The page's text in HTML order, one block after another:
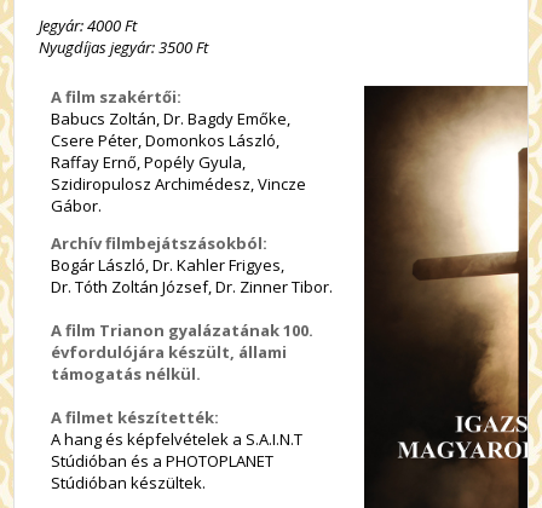
Jegyár: 4000 Ft
Nyugdíjas jegyár: 3500 Ft
A film szakértői:
Babucs Zoltán, Dr. Bagdy Emőke,
Csere Péter, Domonkos László,
Raffay Ernő, Popély Gyula,
Szidiropulosz Archimédesz, Vincze
Gábor.
Archív filmbejátszásokból:
Bogár László, Dr. Kahler Frigyes,
Dr. Tóth Zoltán József, Dr. Zinner Tibor.
A film Trianon gyalázatának 100.
évfordulójára készült, állami
támogatás nélkül.
A filmet készítették:
A hang és képfelvételek a S.A.I.N.T
Stúdióban és a PHOTOPLANET
Stúdióban készültek.